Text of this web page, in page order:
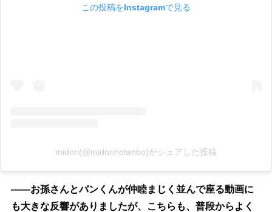
この投稿をInstagramで見る
midori(@midorinotanbo)がシェアした投稿
――お孫さんとバンくんが仲睦まじく並んで座る動画に
も大きな反響がありましたが、こちらも、普段からよく